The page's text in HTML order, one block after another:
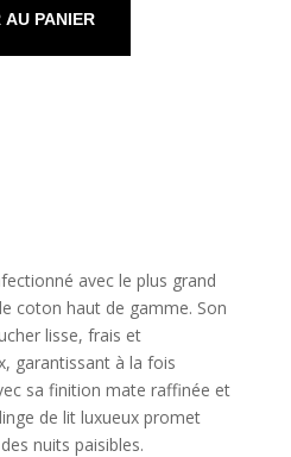
PANIER
avec le plus grand
coton haut de gamme. Son
lisse, frais et
garantissant à la fois
sa finition mate raffinée et
de lit luxueux promet
nuits paisibles.